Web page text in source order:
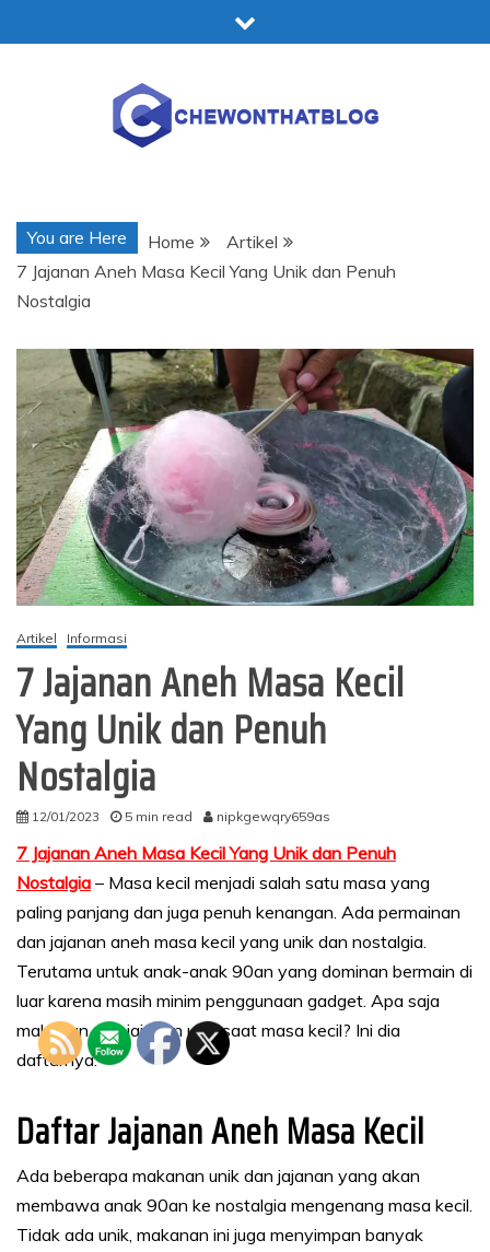
to
You are Here Home
Artikel
7 Jajanan Aneh Masa Kecil Yang Unik dan Penuh
Nostalgia
Artikel Informasi
7 Jajanan Aneh Masa Kecil
Yang Unik dan Penuh
Nostalgia
12/01/2023 5 min read nipkgewqry659as
7 Jajanan Aneh Masa Kecil Yang Unik dan Penuh
Nostalgia – Masa kecil menjadi salah satu masa yang
paling panjang dan juga penuh kenangan. Ada permainan
dan jajanan aneh masa kecil yang unik dan nostalgia.
Terutama untuk anak-anak 90an yang dominan bermain di
luar karena masih minim penggunaan gadget. Apa saja
makanan dan jajanan unik saat masa kecil? Ini dia
daftarnya.
Daftar Jajanan Aneh Masa Kecil
Ada beberapa makanan unik dan jajanan yang akan
membawa anak 90an ke nostalgia mengenang masa kecil.
Tidak ada unik, makanan ini juga menyimpan banyak